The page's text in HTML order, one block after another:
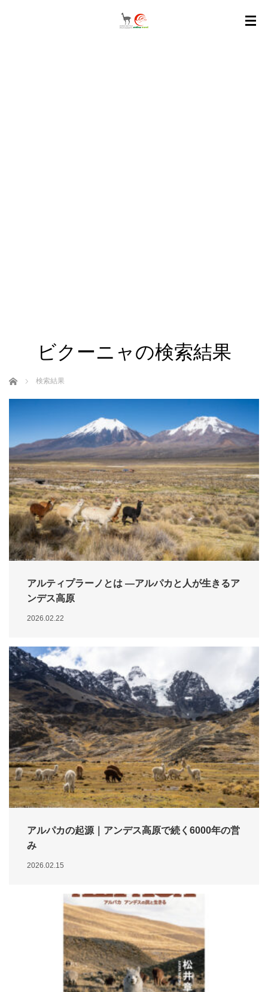
ビクーニャの検索結果
ホーム 検索結果
アルティプラーノとは —アルパカと人が生きるア
ンデス高原
2026.02.22
アルパカの起源｜アンデス高原で続く6000年の営
み
2026.02.15